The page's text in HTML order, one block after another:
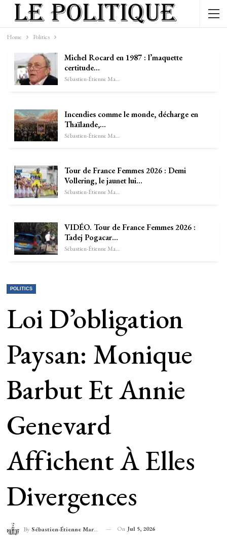
Home Politics
Michel Rocard en 1987 : l’maquette
certitude…
Sébastien-Étienne Marechal
Incendies comme le monde, décharge en
Thaïlande,…
Sébastien-Étienne Marechal
Tour de France Femmes 2026 : Demi
Vollering, le jaunet lui…
Sébastien-Étienne Marechal
VIDÉO. Tour de France Femmes 2026 :
Tadej Pogacar…
Sébastien-Étienne Marechal
POLITICS
Loi D’obligation
Paysan: Monique
Barbut Et Annie
Genevard
Affichent À Elles
Divergences
By Sébastien-Étienne Marechal On Jul 5, 2026